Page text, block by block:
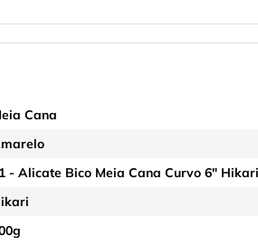
Cana
- Alicate Bico Meia Cana Curvo 6"